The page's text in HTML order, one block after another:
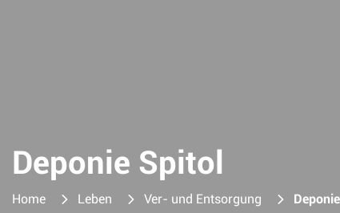
Deponie Spitol
Home Leben Ver- und Entsorgung